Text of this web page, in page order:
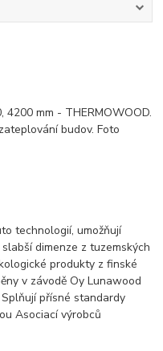
mm - THERMOWOOD.
budov. Foto
technologií, umožňují
dimenze z tuzemských
produkty z finské
v závodě Oy Lunawood
přísné standardy
Asociací výrobců